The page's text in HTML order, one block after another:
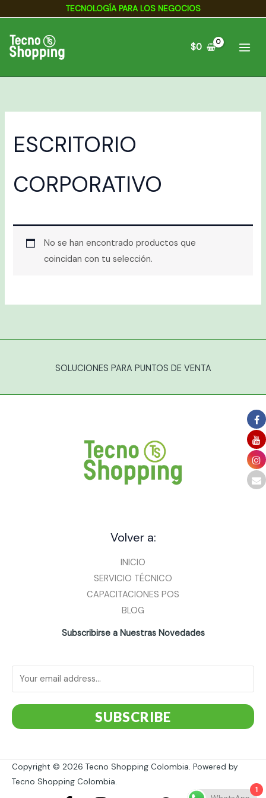
contenido
TECNOLOGÍA PARA LOS NEGOCIOS
$0
ESCRITORIO
CORPORATIVO
No se han encontrado productos que
coincidan con tu selección.
SOLUCIONES PARA PUNTOS DE VENTA
Volver a:
INICIO
SERVICIO TÉCNICO
CAPACITACIONES POS
BLOG
Subscribirse a Nuestras Novedades
SUBSCRIBE
Copyright © 2026 Tecno Shopping Colombia. Powered by
Tecno Shopping Colombia.
1